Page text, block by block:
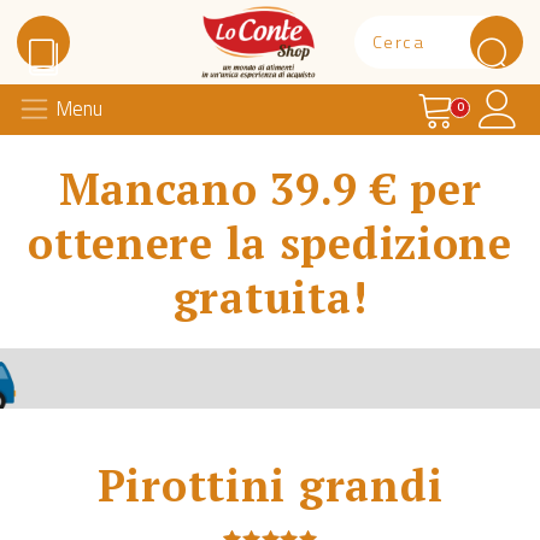
Lo Conte Shop
Menu Carrello
0
Mancano 39.9 € per
ottenere la spedizione
gratuita!
Pirottini grandi